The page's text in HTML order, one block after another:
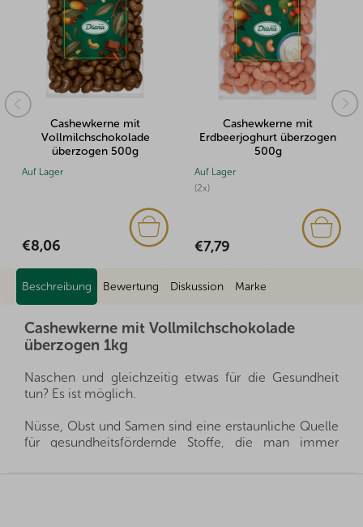
Cashewkerne mit
Vollmilchschokolade
überzogen 500g
Auf Lager
€8,06
Cashewkerne mit
Erdbeerjoghurt überzogen
500g
(2x)
Auf Lager
€7,79
Beschreibung Bewertung Diskussion Marke
Cashewkerne mit Vollmilchschokolade
überzogen 1kg
Naschen und gleichzeitig etwas für die Gesundheit
tun? Es ist möglich.
Nüsse, Obst und Samen sind eine erstaunliche Quelle
für gesundheitsfördernde Stoffe, die man immer
hervorragend. Sie sind ein gesunder und schneller